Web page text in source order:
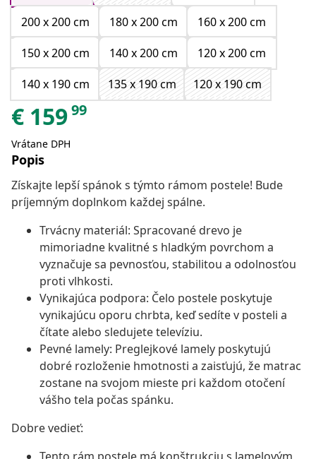
200 x 200 cm
180 x 200 cm
160 x 200 cm
150 x 200 cm
140 x 200 cm
120 x 200 cm
140 x 190 cm
135 x 190 cm 120 x 190 cm
€ 15999
Vrátane DPH
Popis
Získajte lepší spánok s týmto rámom postele! Bude
príjemným doplnkom každej spálne.
Trvácny materiál: Spracované drevo je
mimoriadne kvalitné s hladkým povrchom a
vyznačuje sa pevnosťou, stabilitou a odolnosťou
proti vlhkosti.
Vynikajúca podpora: Čelo postele poskytuje
vynikajúcu oporu chrbta, keď sedíte v posteli a
čítate alebo sledujete televíziu.
Pevné lamely: Preglejkové lamely poskytujú
dobré rozloženie hmotnosti a zaisťujú, že matrac
zostane na svojom mieste pri každom otočení
vášho tela počas spánku.
Dobre vedieť: